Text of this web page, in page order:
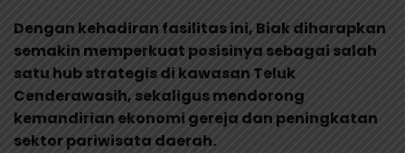
Dengan kehadiran fasilitas ini, Biak diharapkan
semakin memperkuat posisinya sebagai salah
satu hub strategis di kawasan Teluk
Cenderawasih, sekaligus mendorong
kemandirian ekonomi gereja dan peningkatan
sektor pariwisata daerah.